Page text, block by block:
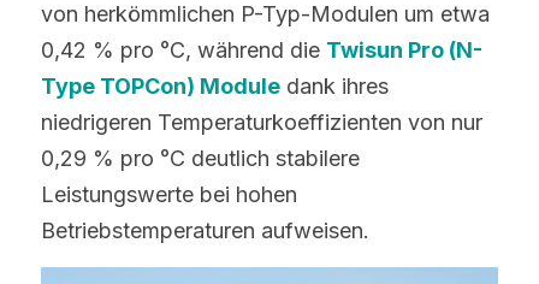
von herkömmlichen P-Typ-Modulen um etwa
0,42 % pro °C, während die Twisun Pro (N-
Type TOPCon) Module dank ihres
niedrigeren Temperaturkoeffizienten von nur
0,29 % pro °C deutlich stabilere
Leistungswerte bei hohen
Betriebstemperaturen aufweisen.